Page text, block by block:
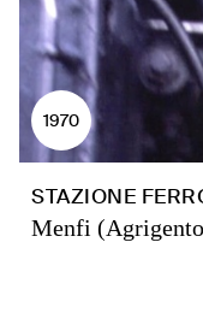
1970
STAZIONE
Menfi